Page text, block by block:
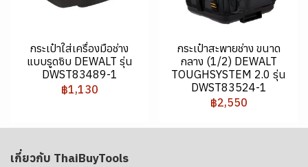
กระเป๋าใส่เครื่องมือช่าง
แบบรูดซิบ DEWALT รุ่น
DWST83489-1
฿1,130
กระเป๋าสะพายช่าง ขนาด
กลาง (1/2) DEWALT
TOUGHSYSTEM 2.0 รุ่น
DWST83524-1
฿2,550
เกี่ยวกับ ThaiBuyTools